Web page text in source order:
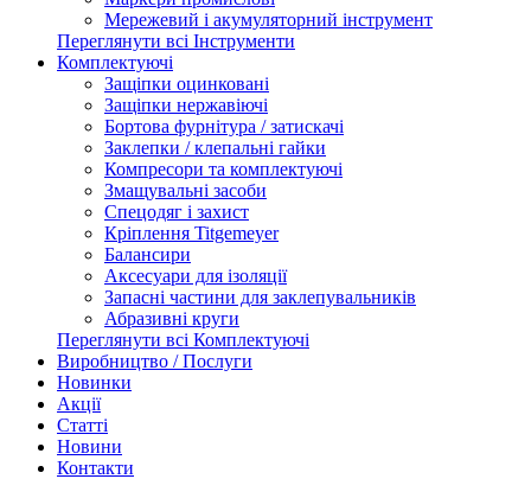
Мережевий і акумуляторний інструмент
Переглянути всі Інструменти
Комплектуючі
Защіпки оцинковані
Защіпки нержавіючі
Бортова фурнітура / затискачі
Заклепки / клепальні гайки
Компресори та комплектуючі
Змащувальні засоби
Спецодяг і захист
Кріплення Titgemeyer
Балансири
Аксесуари для ізоляції
Запасні частини для заклепувальників
Абразивні круги
Переглянути всі Комплектуючі
Виробництво / Послуги
Новинки
Акції
Статті
Новини
Контакти